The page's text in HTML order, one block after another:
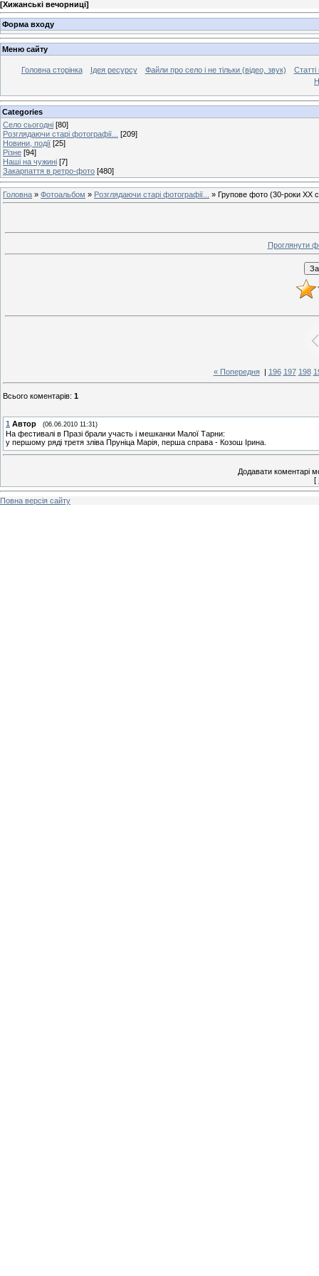
[Хижанські вечорниці]
Форма входу
Меню сайту
Головна сторінка Ідея ресурсу Файли про село і не тільки (відео, звук)
Categories
Село сьогодні [80]
Розглядаючи старі фотографії...
[209]
Новини, події [25]
Різне [94]
Наші на чужині [7]
Закарпаття в ретро-фото [480]
Головна » Фотоальбом » Розглядаючи старі фотографії... » Групове фото (30-роки ХХ
Проглянути
« Попередня| 196 197 198
Всього коментарів: 1
1 Автор (06.06.2010 11:31)
На фестивалі в Празі брали участь і мешканки Малої Тарни:
у першому ряді третя зліва Пруніца Марія, перша справа - Козош Ірина.
Додавати коментарі
[
Повна версія сайту